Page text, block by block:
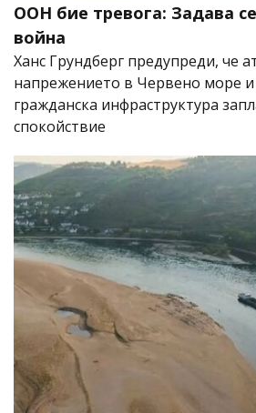
ООН бие тревога: Задава
война
Ханс Грундберг предупреди, че
напрежението в Червено море и
гражданска инфраструктура
спокойствие